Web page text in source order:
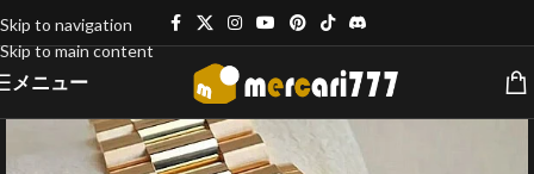
Skip to navigation
Skip to main content
メニュー